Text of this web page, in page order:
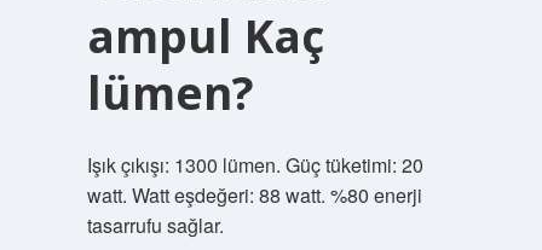
ampul Kaç
lümen?
Işık çıkışı: 1300 lümen. Güç tüketimi: 20
watt. Watt eşdeğeri: 88 watt. %80 enerji
tasarrufu sağlar.